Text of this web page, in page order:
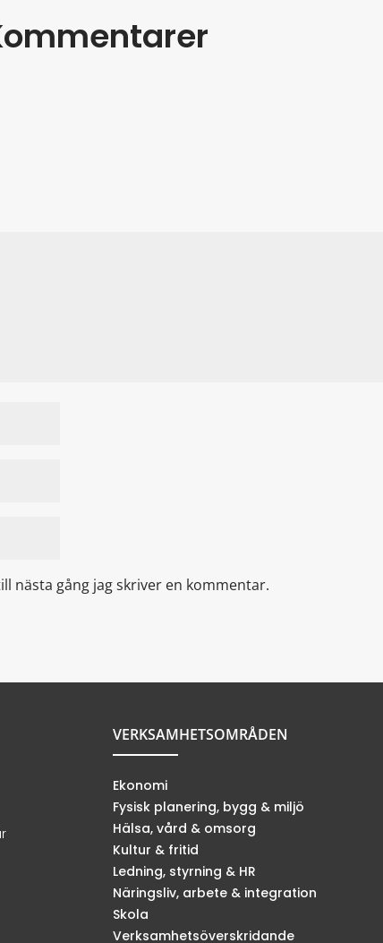
nästa gång jag skriver en kommentar.
VERKSAMHETSOMRÅDEN
Ekonomi
Fysisk planering, bygg & miljö
Hälsa, vård & omsorg
Kultur & fritid
Ledning, styrning & HR
Näringsliv, arbete & integration
Skola
Verksamhetsöverskridande